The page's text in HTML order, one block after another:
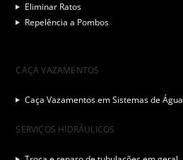
Eliminar Ratos
Repelência a Pombos
CAÇA VAZAMENTOS
Caça Vazamentos em Sistemas de Água
SERVIÇOS HIDRÁULICOS